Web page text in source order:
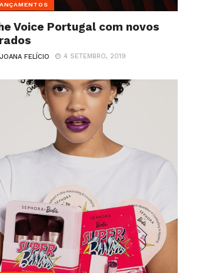
Voice Portugal com novos
JOANA FELÍCIO 4 SETEMBRO, 2019